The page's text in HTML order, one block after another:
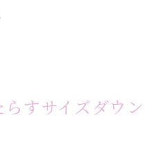
すサイズダウン